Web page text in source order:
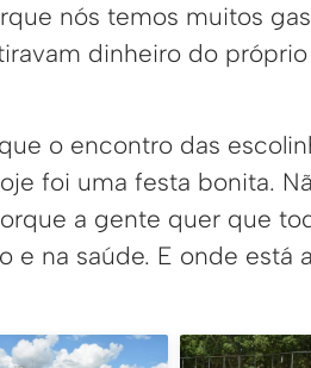
nós temos muitos
dinheiro do próprio
o encontro das
foi uma festa bonita.
a gente quer que
e na saúde. E onde está a